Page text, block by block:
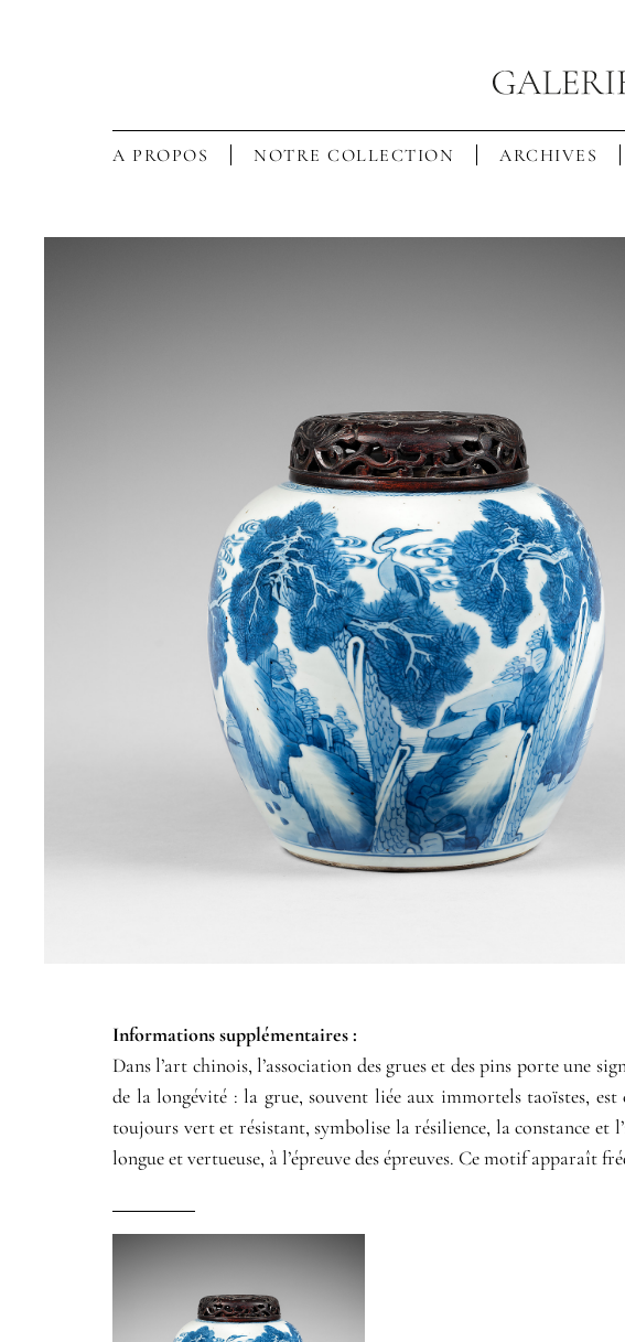
A PROPOS NOTRE COLLECTION ARCHIVES
Informations supplémentaires​ :​
Dans l’art chinois, l’association des grues et des pins porte une
de la longévité : la grue, souvent liée aux immortels taoïstes,
toujours vert et résistant, symbolise la résilience, la constance
longue et vertueuse, à l’épreuve des épreuves. Ce motif apparaît